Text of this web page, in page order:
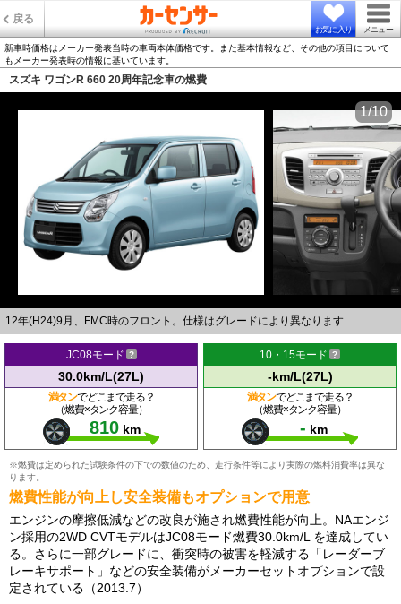
戻る
お気に入り メニュー
新車時価格はメーカー発表当時の車両本体価格です。また基本情報など、その他の項目について
もメーカー発表時の情報に基いています。
スズキ ワゴンR 660 20周年記念車の燃費
12年(H24)9月、FMC時のフロント。仕様はグレードにより異なります
1/10
JC08モード
30.0km/L(27L)
満タンでどこまで走る？
（燃費×タンク容量）
810 km
10・15モード
-km/L(27L)
満タンでどこまで走る？
（燃費×タンク容量）
- km
※燃費は定められた試験条件の下での数値のため、走行条件等により実際の燃料消費率は異な
ります。
燃費性能が向上し安全装備もオプションで用意
エンジンの摩擦低減などの改良が施され燃費性能が向上。NAエンジ
ン採用の2WD CVTモデルはJC08モード燃費30.0km/L を達成してい
る。さらに一部グレードに、衝突時の被害を軽減する「レーダーブ
レーキサポート」などの安全装備がメーカーセットオプションで設
定されている（2013.7）